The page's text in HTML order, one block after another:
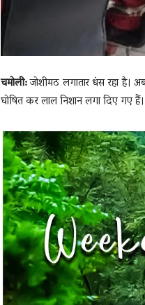
चमोली:जोशीमठ लगातार धंस रहा है।
घोषित कर लाल निशान लगा दिए गए